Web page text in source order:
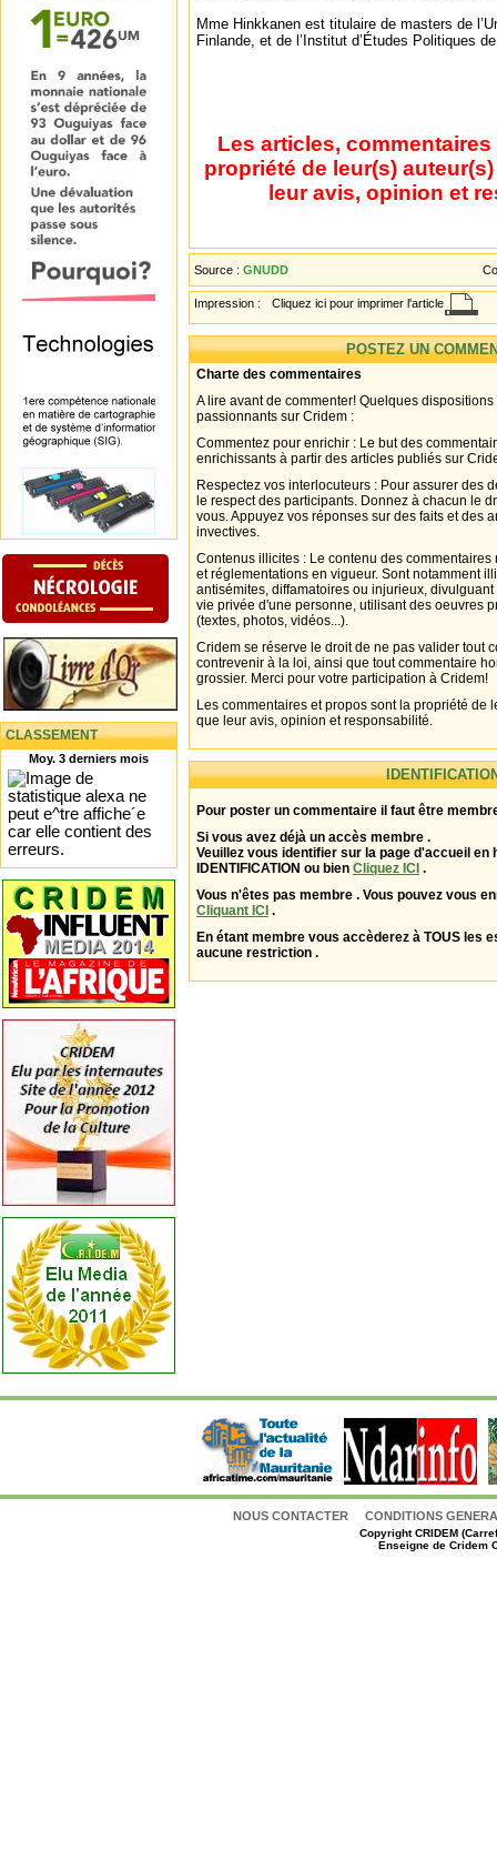
CLASSEMENT
Moy. 3 derniers mois
Mme Hinkkanen est titulaire de masters de
Finlande, et de l’Institut d’Études Politiques
Les articles,
propriété de leur(s)
leur avis, opinion et
Source : GNUDD
Impression : Cliquez ici pour imprimer l'article
POSTEZ UN
Charte des commentaires
A lire avant de commenter! Quelques
passionnants sur Cridem :
Commentez pour enrichir : Le but des
enrichissants à partir des articles publiés sur
Respectez vos interlocuteurs : Pour assurer des
le respect des participants. Donnez à chacun le
vous. Appuyez vos réponses sur des faits et des
invectives.
Contenus illicites : Le contenu des
et réglementations en vigueur. Sont notamment
antisémites, diffamatoires ou injurieux,
vie privée d'une personne, utilisant des oeuvres
(textes, photos, vidéos...).
Cridem se réserve le droit de ne pas valider tout
contrevenir à la loi, ainsi que tout commentaire
grossier. Merci pour votre participation à Cridem!
Les commentaires et propos sont la propriété de
que leur avis, opinion et responsabilité.
Pour poster un commentaire il faut être
Si vous avez déjà un accès membre .
Veuillez vous identifier sur la page d'accueil en
IDENTIFICATION ou bien Cliquez ICI .
Vous n'êtes pas membre . Vous pouvez vous
Cliquant ICI .
En étant membre vous accèderez à TOUS les
aucune restriction .
NOUS CONTACTER CONDITIONS
CopyrightCRIDEM
Enseigne de Cridem